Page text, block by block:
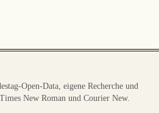
Open-Data, eigene Recherche und
New Roman und Courier New.